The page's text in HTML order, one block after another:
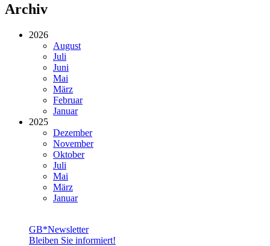
Archiv
2026
August
Juli
Juni
Mai
März
Februar
Januar
2025
Dezember
November
Oktober
Juli
Mai
März
Januar
GB*Newsletter
Bleiben Sie informiert!